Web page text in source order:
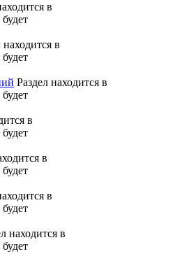
в
находится в
Раздел находится в
в
в
в
находится в